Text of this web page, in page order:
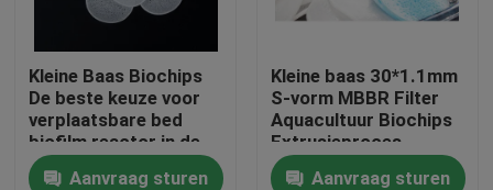
Huis
Kleine Baas Biochips
De beste keuze voor
verplaatsbare bed
biofilm reactor in de
aquacultuur
Aanvraag sturen
Kleine baas 30*1.1mm
S-vorm MBBR Filter
Aquacultuur Biochips
Extrusieproces
Aanvraag sturen